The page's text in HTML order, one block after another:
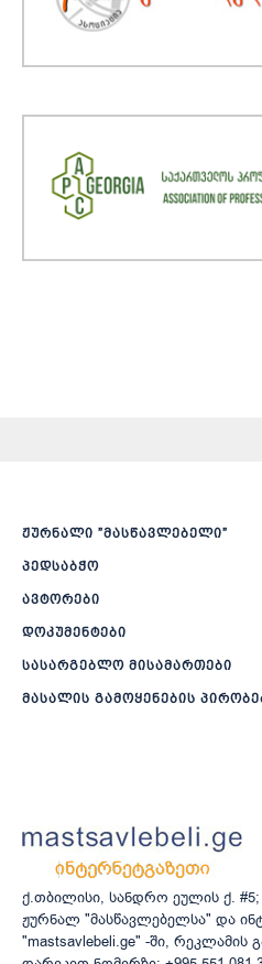
ჟურნალი ”მასწავლებელი”
პედსაბჭო
ავტორები
დოკუმენტები
სასარგებლო მისამართები
მასალის გამოყენების
ქ.თბილისი, სანდრო ეულის ქ. #5;
ჟურნალ "მასწავლებელსა" და
"mastsavlebeli.ge" -ში, რეკლამის